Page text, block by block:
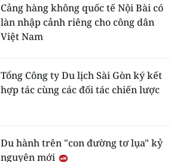
Cảng hàng không quốc tế Nội Bài có
làn nhập cảnh riêng cho công dân
Việt Nam
Tổng Công ty Du lịch Sài Gòn ký kết
hợp tác cùng các đối tác chiến lược
Du hành trên "con đường tơ lụa" kỷ
nguyên mới